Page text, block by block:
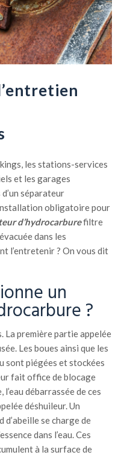
les stations-services
et les garages
séparateur
installation obligatoire pour
d’hydrocarburefiltre
dans les
l’entretenir ? On vous dit
un
?
La première partie appelée
Les boues ainsi que les
sont piégées et stockées
fait office de blocage
débarrassée de ces
déshuileur. Un
d’abeille se charge de
dans l’eau. Ces
à la surface de